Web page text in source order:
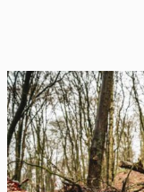
En autorisant ces
lecture de cookies
nécessaires à leur
Politique de